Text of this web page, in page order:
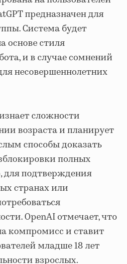
предназначен для
Система будет
основе стиля
и в случае сомнений
несовершеннолетних
сложности
возраста и планирует
способы доказать
полных
подтверждения
странах или
OpenAI отмечает, что
компромисс и ставит
младше 18 лет
взрослых.